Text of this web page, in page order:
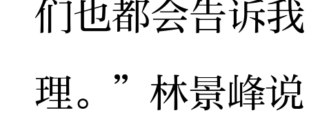
们也都会告诉
理。”林景峰